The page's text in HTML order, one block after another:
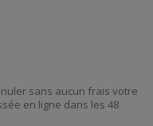
sans aucun frais votre
en ligne dans les 48